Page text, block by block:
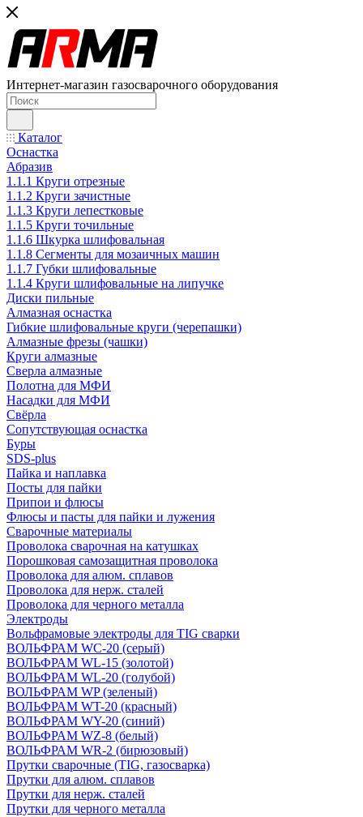
Интернет-магазин газосварочного оборудования
Каталог
Оснастка
Абразив
1.1.1 Круги отрезные
1.1.2 Круги зачистные
1.1.3 Круги лепестковые
1.1.5 Круги точильные
1.1.6 Шкурка шлифовальная
1.1.8 Сегменты для мозаичных машин
1.1.7 Губки шлифовальные
1.1.4 Круги шлифовальные на липучке
Диски пильные
Алмазная оснастка
Гибкие шлифовальные круги (черепашки)
Алмазные фрезы (чашки)
Круги алмазные
Сверла алмазные
Полотна для МФИ
Насадки для МФИ
Свёрла
Сопутствующая оснастка
Буры
SDS-plus
Пайка и наплавка
Посты для пайки
Припои и флюсы
Флюсы и пасты для пайки и лужения
Сварочные материалы
Проволока сварочная на катушках
Порошковая самозащитная проволока
Проволока для алюм. сплавов
Проволока для нерж. сталей
Проволока для черного металла
Электроды
Вольфрамовые электроды для TIG сварки
ВОЛЬФРАМ WC-20 (серый)
ВОЛЬФРАМ WL-15 (золотой)
ВОЛЬФРАМ WL-20 (голубой)
ВОЛЬФРАМ WP (зеленый)
ВОЛЬФРАМ WT-20 (красный)
ВОЛЬФРАМ WY-20 (синий)
ВОЛЬФРАМ WZ-8 (белый)
ВОЛЬФРАМ WR-2 (бирюзовый)
Прутки сварочные (TIG, газосварка)
Прутки для алюм. сплавов
Прутки для нерж. сталей
Прутки для черного металла